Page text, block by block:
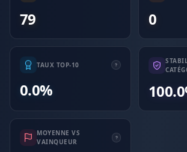
79 0
TAUX TOP-10
0.0%
MOYENNE VS
VAINQUEUR